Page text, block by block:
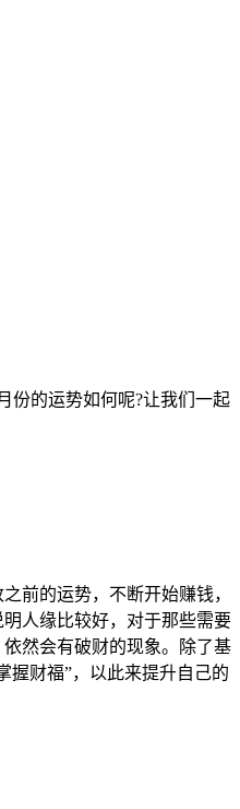
的运势如何呢?让我们一起
前的运势，不断开始赚钱，
人缘比较好，对于那些需要
然会有破财的现象。除了基
握财福”，以此来提升自己的